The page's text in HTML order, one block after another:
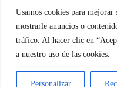
Usamos cookies para mejorar
mostrarle anuncios o
tráfico. Al hacer clic en
a nuestro uso de las cookies.
Personalizar
Para empresas
Blog
Información
Términos y condiciones
Política de cookies